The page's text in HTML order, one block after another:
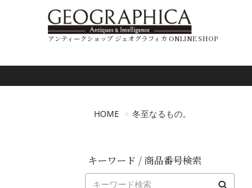
アンティークショップ ジェオグラフィカ ONLINE SHOP
HOME 冬至なるもの。
キーワード / 商品番号検索